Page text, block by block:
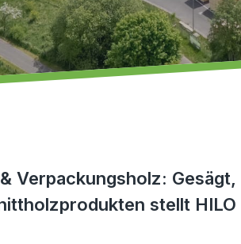
Verpackungsholz:
stellt